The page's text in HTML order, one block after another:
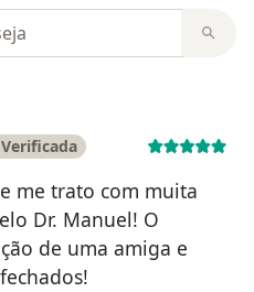
me trato com muita
Dr. Manuel! O
de uma amiga e